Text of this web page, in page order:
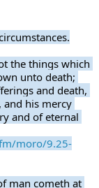
the things which
unto death;
and death,
his mercy
and of eternal
moro/9.25-
man cometh at